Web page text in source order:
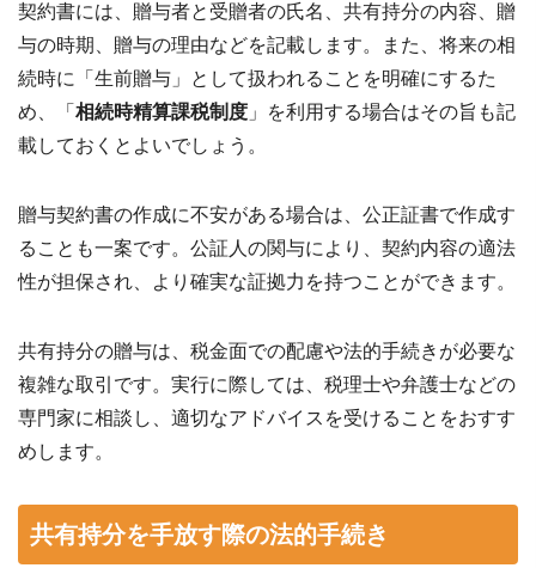
契約書には、贈与者と受贈者の氏名、共有持分の内容、贈
与の時期、贈与の理由などを記載します。また、将来の相
続時に「生前贈与」として扱われることを明確にするた
め、「 相続時精算課税制度 」を利用する場合はその旨も記
載しておくとよいでしょう。
贈与契約書の作成に不安がある場合は、公正証書で作成す
ることも一案です。公証人の関与により、契約内容の適法
性が担保され、より確実な証拠力を持つことができます。
共有持分の贈与は、税金面での配慮や法的手続きが必要な
複雑な取引です。実行に際しては、税理士や弁護士などの
専門家に相談し、適切なアドバイスを受けることをおすす
めします。
共有持分を手放す際の法的手続き